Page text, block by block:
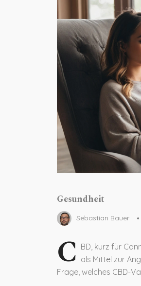
Gesundheit
Sebastian Bauer
C BD, kurz für
als Mittel zur
Frage, welches CBD-